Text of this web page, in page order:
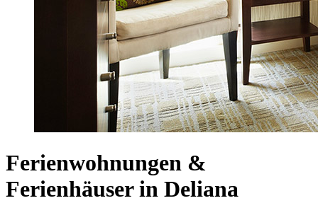
Ferienwohnungen &
Ferienhäuser in Deliana